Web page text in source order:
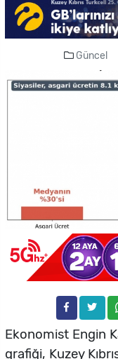
Güncel
Ekonomist Engin
grafiği, Kuzey